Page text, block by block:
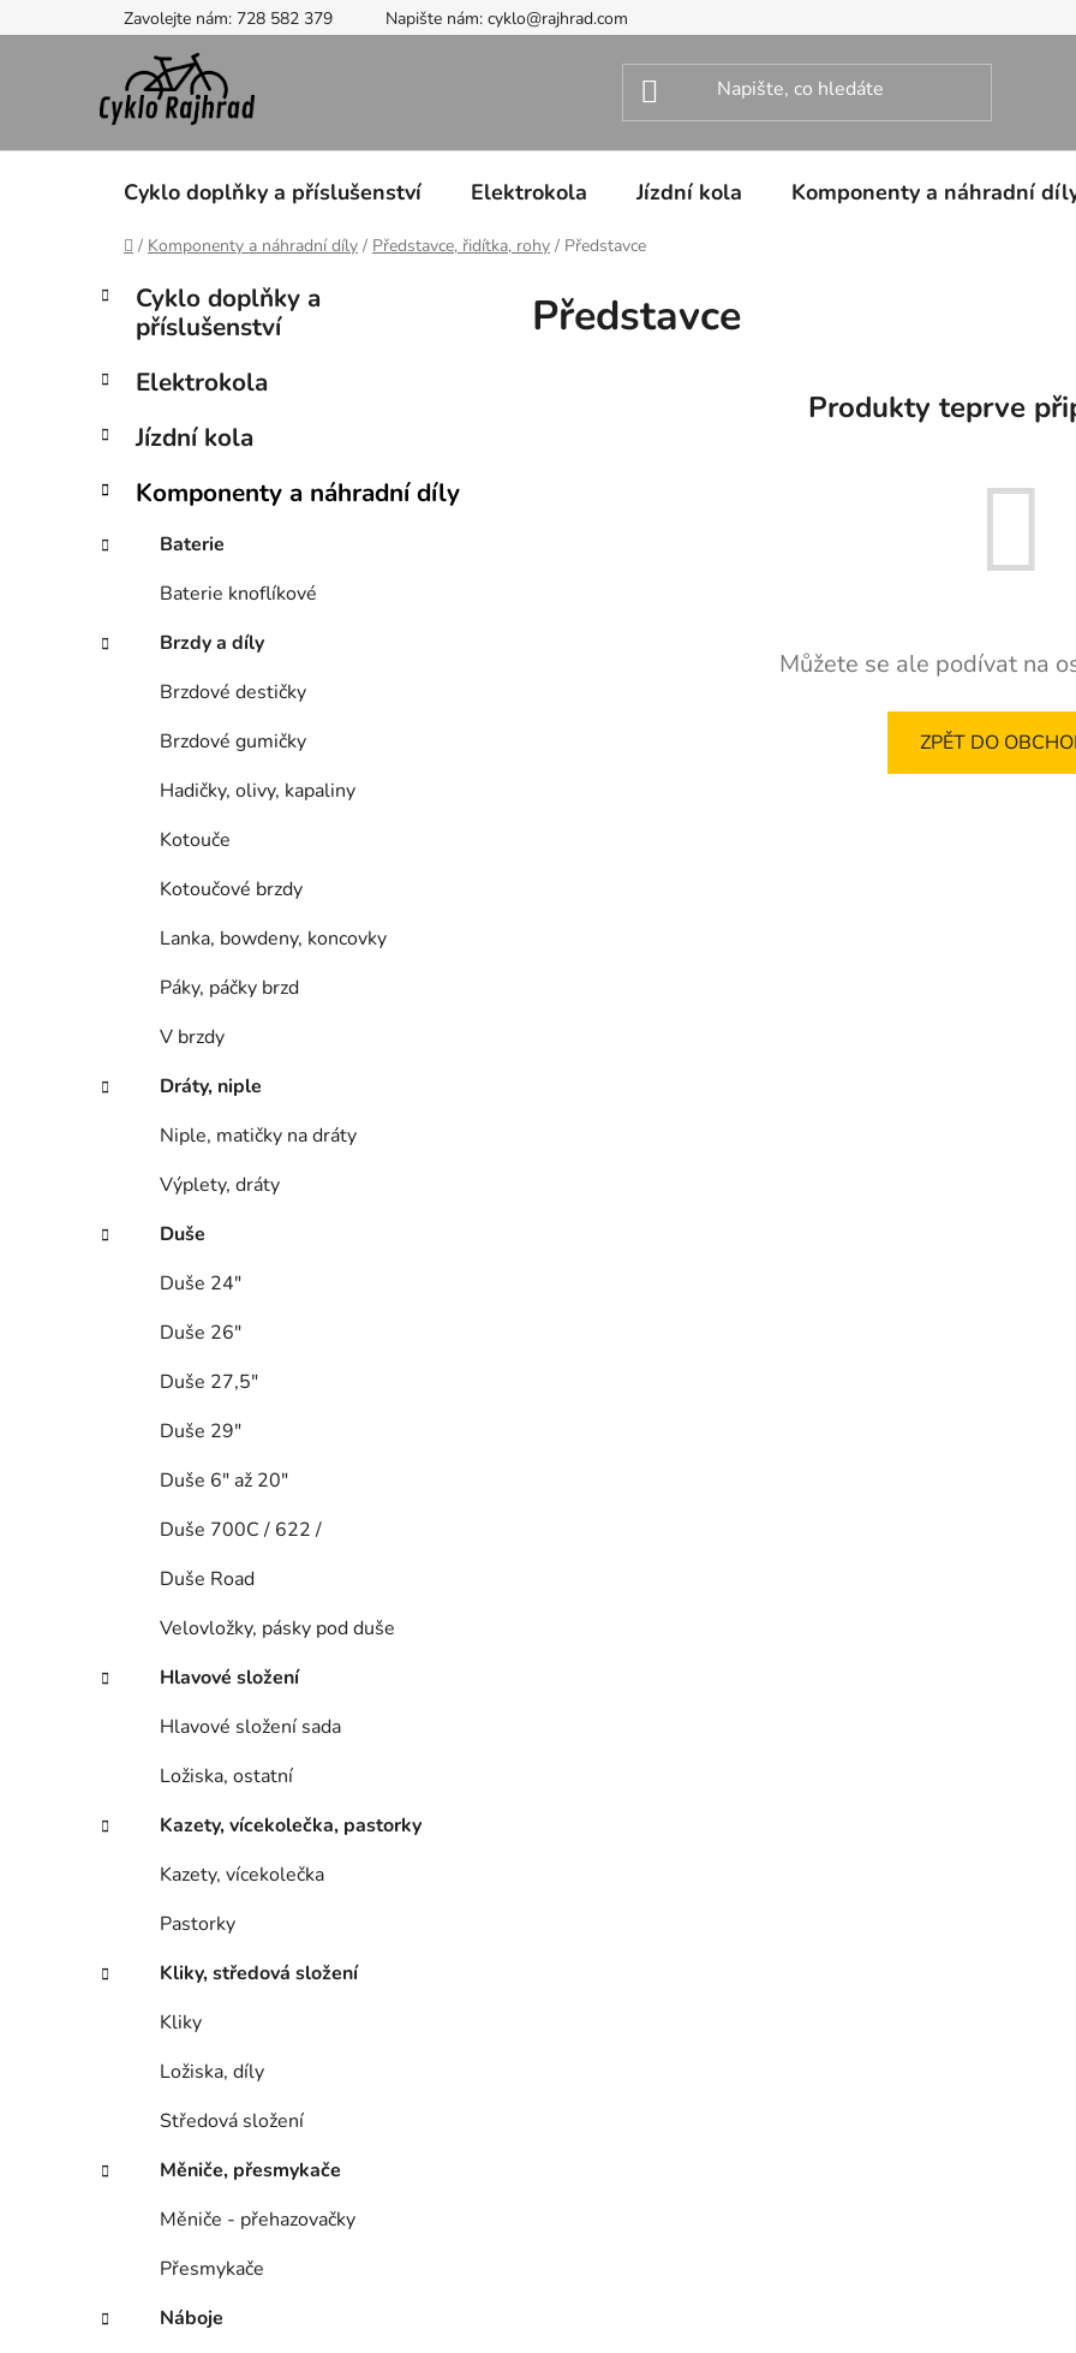
na
Zavolejte nám: 728 582 379 Napište nám: cyklo@rajhrad.com
Cyklo doplňky a příslušenství Elektrokola Jízdní kola Komponenty a náhradní
Domů
/ Komponenty a náhradní díly / Představce, řidítka, rohy / Představce
P
t
a
n
í
n
e
Přeskočit
kategorie
K
a
g
r
e
Cyklo doplňky a
příslušenství
Elektrokola
Jízdní kola
Komponenty a náhradní díly
Baterie
Baterie knoflíkové
Brzdy a díly
Brzdové destičky
Brzdové gumičky
Hadičky, olivy, kapaliny
Kotouče
Kotoučové brzdy
Lanka, bowdeny, koncovky
Páky, páčky brzd
V brzdy
Dráty, niple
Niple, matičky na dráty
Výplety, dráty
Duše
Duše 24"
Duše 26"
Duše 27,5"
Duše 29"
Duše 6" až 20"
Duše 700C / 622 /
Duše Road
Velovložky, pásky pod duše
Hlavové složení
Hlavové složení sada
Ložiska, ostatní
Kazety, vícekolečka, pastorky
Kazety, vícekolečka
Pastorky
Kliky, středová složení
Kliky
Ložiska, díly
Středová složení
Měniče, přesmykače
Měniče - přehazovačky
Přesmykače
Náboje
Představce
Produkty teprve
Můžete se ale podívat na
ZPĚT DO